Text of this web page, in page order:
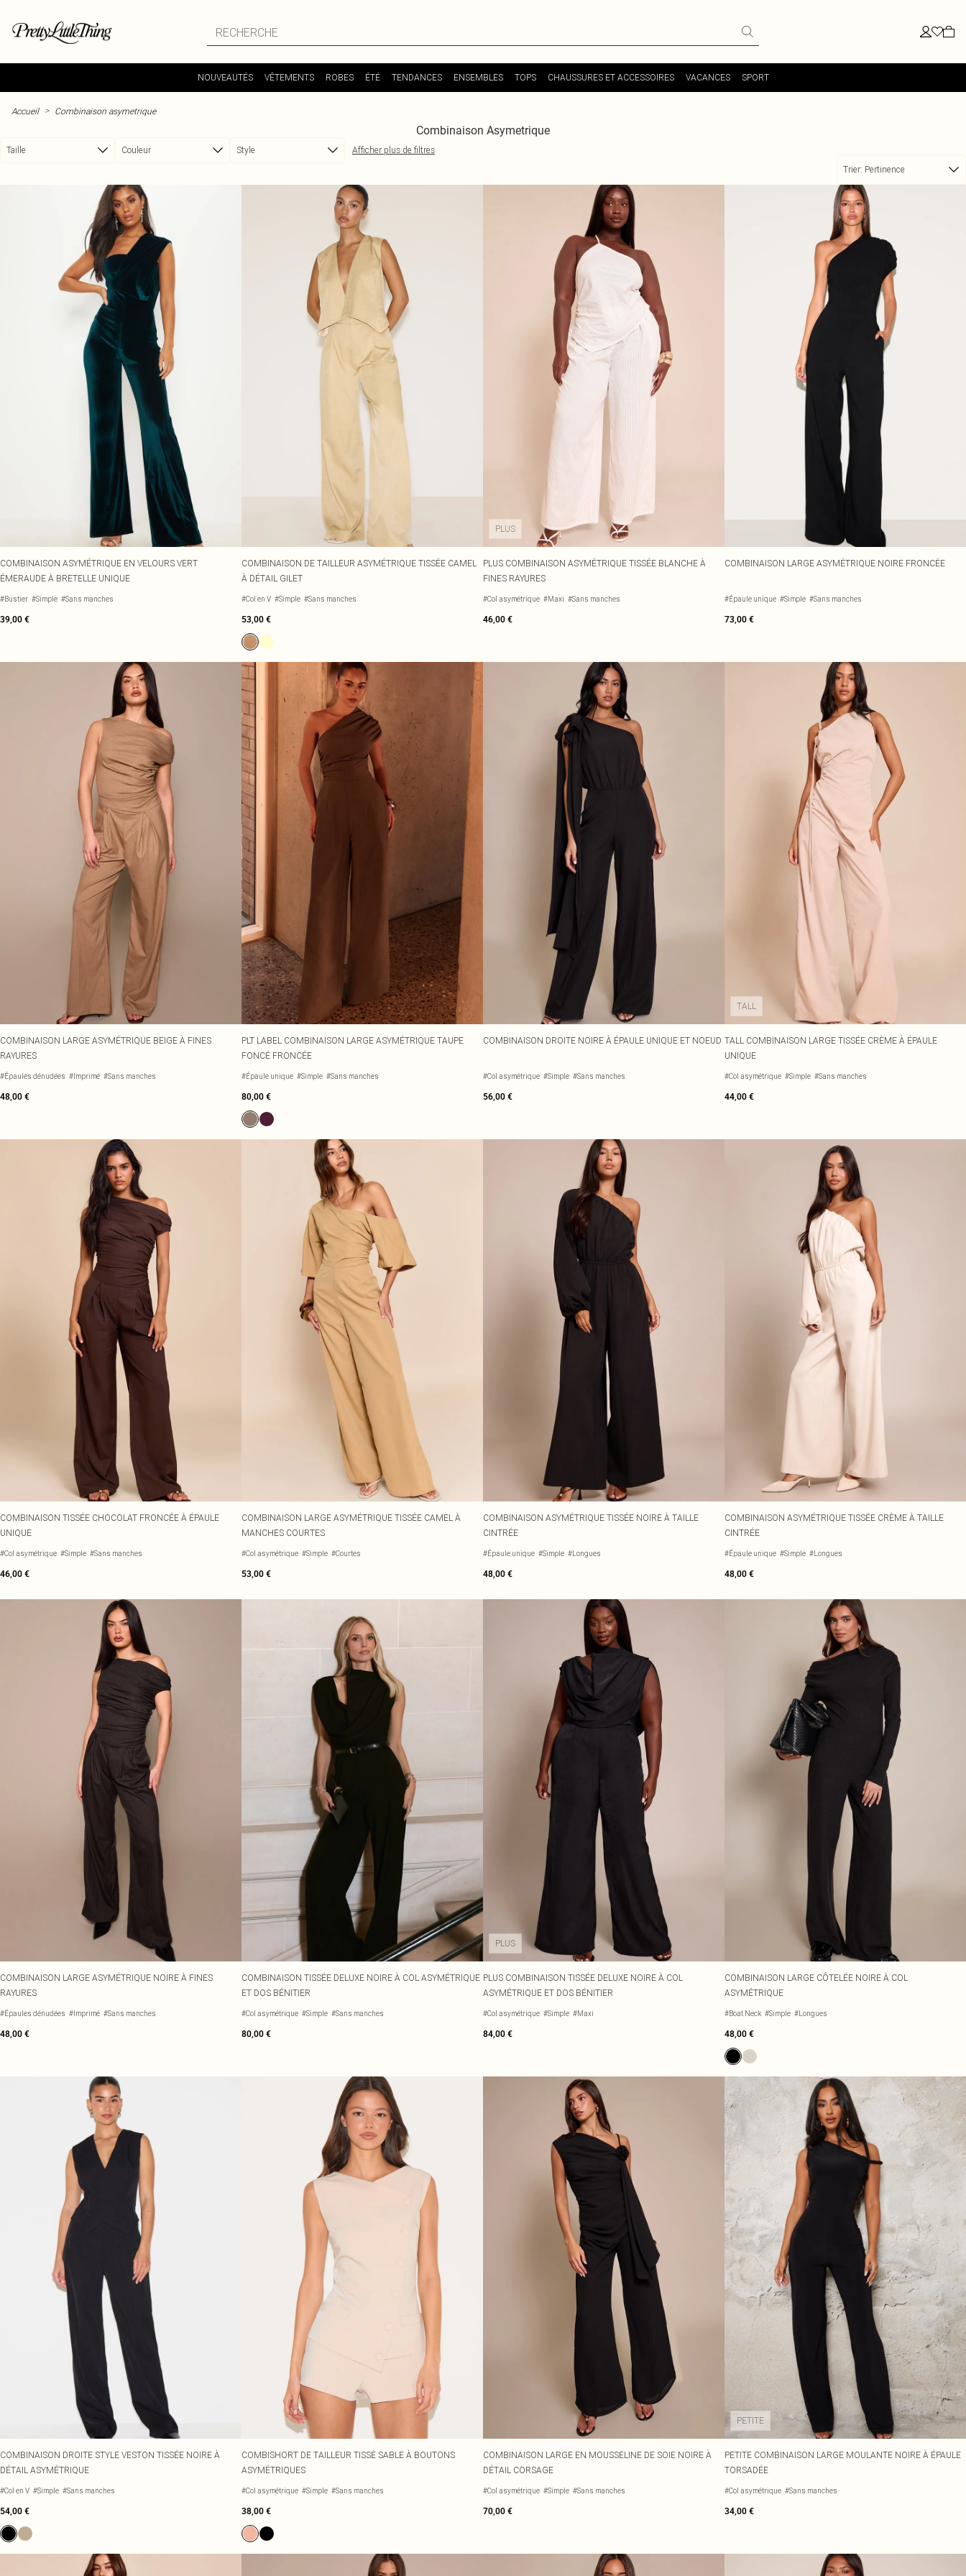
NOUVEAUTÉS VÊTEMENTS ROBES ÉTÉ TENDANCES ENSEMBLES TOPS CHAUSSURES ET ACCESSOIRES VACANCES SPORT
Accueil > Combinaison asymetrique
Combinaison Asymetrique
Taille Couleur Style
Afficher plus de filtres
Trier: Pertinence
COMBINAISON ASYMÉTRIQUE EN VELOURS VERT
ÉMERAUDE À BRETELLE UNIQUE
#Bustier #Simple #Sans manches
39,00 €
COMBINAISON DE TAILLEUR ASYMÉTRIQUE TISSÉE CAMEL
À DÉTAIL GILET
#Col en V #Simple #Sans manches
53,00 €
PLUS
PLUS COMBINAISON ASYMÉTRIQUE TISSÉE BLANCHE À
FINES RAYURES
#Col asymétrique #Maxi #Sans manches
46,00 €
COMBINAISON LARGE ASYMÉTRIQUE NOIRE FRONCÉE
#Épaule unique #Simple #Sans manches
73,00 €
COMBINAISON LARGE ASYMÉTRIQUE BEIGE À FINES
RAYURES
#Épaules dénudées #Imprimé #Sans manches
48,00 €
PLT LABEL COMBINAISON LARGE ASYMÉTRIQUE TAUPE
FONCÉ FRONCÉE
#Épaule unique #Simple #Sans manches
80,00 €
COMBINAISON DROITE NOIRE À ÉPAULE UNIQUE ET NOEUD
#Col asymétrique #Simple #Sans manches
56,00 €
TALL
TALL COMBINAISON LARGE TISSÉE CRÈME À ÉPAULE
UNIQUE
#Col asymétrique #Simple #Sans manches
44,00 €
COMBINAISON TISSÉE CHOCOLAT FRONCÉE À ÉPAULE
UNIQUE
#Col asymétrique #Simple #Sans manches
46,00 €
COMBINAISON LARGE ASYMÉTRIQUE TISSÉE CAMEL À
MANCHES COURTES
#Col asymétrique #Simple #Courtes
53,00 €
COMBINAISON ASYMÉTRIQUE TISSÉE NOIRE À TAILLE
CINTRÉE
#Épaule unique #Simple #Longues
48,00 €
COMBINAISON ASYMÉTRIQUE TISSÉE CRÈME À TAILLE
CINTRÉE
#Épaule unique #Simple #Longues
48,00 €
COMBINAISON LARGE ASYMÉTRIQUE NOIRE À FINES
RAYURES
#Épaules dénudées #Imprimé #Sans manches
48,00 €
COMBINAISON TISSÉE DELUXE NOIRE À COL ASYMÉTRIQUE
ET DOS BÉNITIER
#Col asymétrique #Simple #Sans manches
80,00 €
PLUS
PLUS COMBINAISON TISSÉE DELUXE NOIRE À COL
ASYMÉTRIQUE ET DOS BÉNITIER
#Col asymétrique #Simple #Maxi
84,00 €
COMBINAISON LARGE CÔTELÉE NOIRE À COL
ASYMÉTRIQUE
#Boat Neck #Simple #Longues
48,00 €
COMBINAISON DROITE STYLE VESTON TISSÉE NOIRE À
DÉTAIL ASYMÉTRIQUE
#Col en V #Simple #Sans manches
54,00 €
COMBISHORT DE TAILLEUR TISSÉ SABLE À BOUTONS
ASYMÉTRIQUES
#Col asymétrique #Simple #Sans manches
38,00 €
COMBINAISON LARGE EN MOUSSELINE DE SOIE NOIRE À
DÉTAIL CORSAGE
#Col asymétrique #Simple #Sans manches
70,00 €
PETITE
PETITE COMBINAISON LARGE MOULANTE NOIRE À ÉPAULE
TORSADÉE
#Col asymétrique #Sans manches
34,00 €